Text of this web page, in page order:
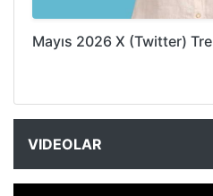
Mayıs 2026 X (Twitter)
VIDEOLAR